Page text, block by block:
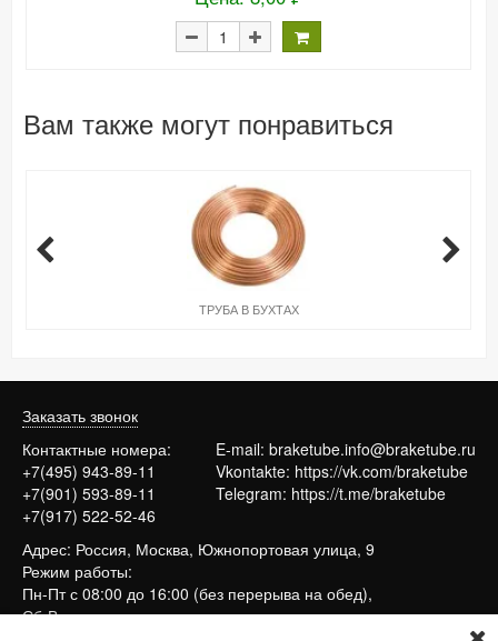
Вам также могут понравиться
ТРУБА В БУХТАХ
Заказать звонок
Контактные номера:
+7(495) 943-89-11
+7(901) 593-89-11
+7(917) 522-52-46
Адрес: Россия, Москва, Южнопортовая улица, 9
Режим работы:
Пн-Пт с 08:00 до 16:00 (без перерыва на обед),
Сб-Вс выходные
E-mail: braketube.info@braketube.ru
Vkontakte: https://vk.com/braketube
Telegram: https://t.me/braketube